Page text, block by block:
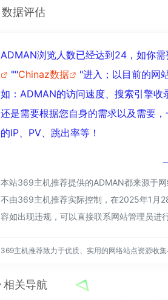
数据评估
ADMAN浏览人数已经达到24，如你
""Chinaz数据
"进入；以目前的网
如：ADMAN的访问速度、搜索引擎
还是需要根据您自身的需求以及需要
的IP、PV、跳出率等！
本站369主机推荐提供的ADMAN都来源于
不由369主机推荐实际控制，在2025年1月
容如出现违规，可以直接联系网站管理员进
369主机推荐致力于优质、实用的网络站点资源收集
相关导航